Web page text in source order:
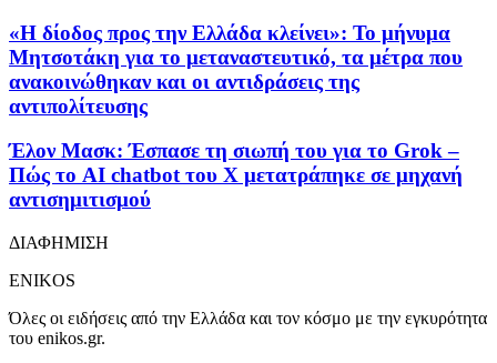
«Η δίοδος προς την Ελλάδα κλείνει»: Το μήνυμα
Μητσοτάκη για το μεταναστευτικό, τα μέτρα που
ανακοινώθηκαν και οι αντιδράσεις της
αντιπολίτευσης
Έλον Μασκ: Έσπασε τη σιωπή του για το Grok –
Πώς το AI chatbot του Χ μετατράπηκε σε μηχανή
αντισημιτισμού
ΔΙΑΦΗΜΙΣΗ
ENIKOS
Όλες οι ειδήσεις από την Ελλάδα και τον κόσμο με την εγκυρότητα
του enikos.gr.